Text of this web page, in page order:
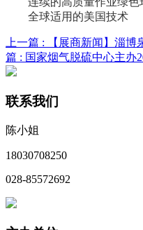
全球适用的美国技术
上一篇 : 【展商新闻】淄
篇 : 国家烟气脱硫中心主办
联系我们
陈小姐
18030708250
028-85572692